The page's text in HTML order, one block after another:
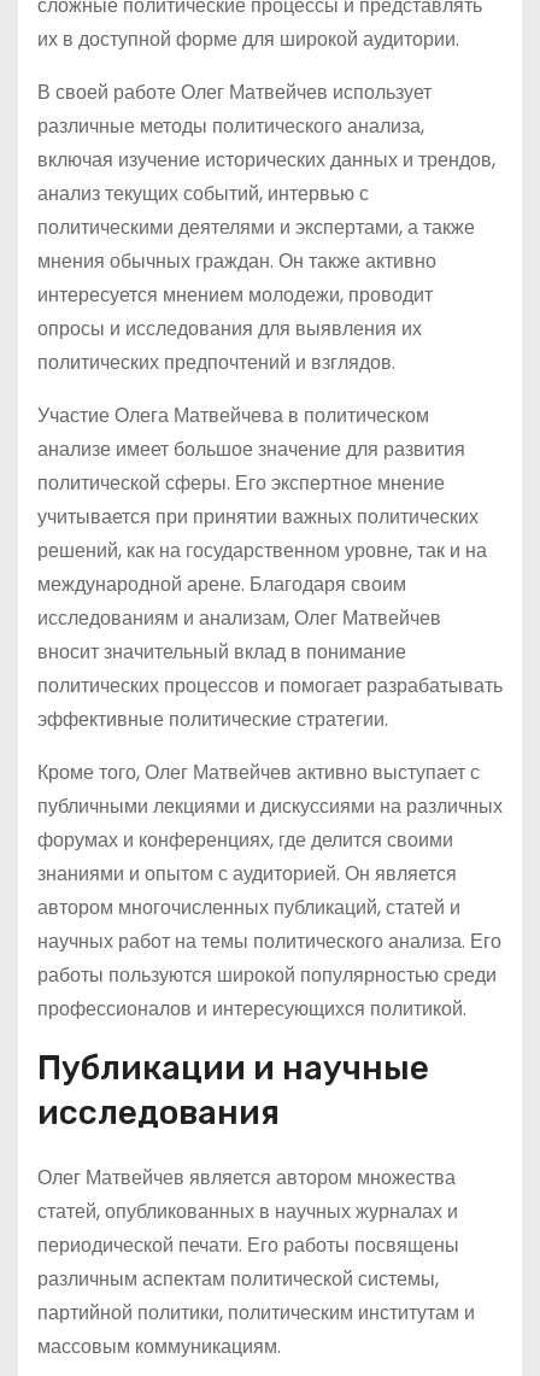
их в доступной форме для широкой аудитории.
В своей работе Олег Матвейчев использует
различные методы политического анализа,
включая изучение исторических данных и трендов,
анализ текущих событий, интервью с
политическими деятелями и экспертами, а также
мнения обычных граждан. Он также активно
интересуется мнением молодежи, проводит
опросы и исследования для выявления их
политических предпочтений и взглядов.
Участие Олега Матвейчева в политическом
анализе имеет большое значение для развития
политической сферы. Его экспертное мнение
учитывается при принятии важных политических
решений, как на государственном уровне, так и на
международной арене. Благодаря своим
исследованиям и анализам, Олег Матвейчев
вносит значительный вклад в понимание
политических процессов и помогает разрабатывать
эффективные политические стратегии.
Кроме того, Олег Матвейчев активно выступает с
публичными лекциями и дискуссиями на различных
форумах и конференциях, где делится своими
знаниями и опытом с аудиторией. Он является
автором многочисленных публикаций, статей и
научных работ на темы политического анализа. Его
работы пользуются широкой популярностью среди
профессионалов и интересующихся политикой.
Публикации и научные
исследования
Олег Матвейчев является автором множества
статей, опубликованных в научных журналах и
периодической печати. Его работы посвящены
различным аспектам политической системы,
партийной политики, политическим институтам и
массовым коммуникациям.